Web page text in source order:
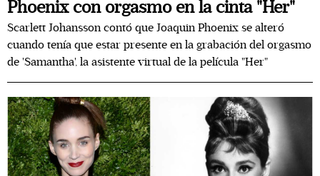
Phoenix con orgasmo en la cinta "Her"
Scarlett Johansson contó que Joaquin Phoenix se alteró
cuando tenía que estar presente en la grabación del orgasmo
de 'Samantha', la asistente virtual de la película "Her"